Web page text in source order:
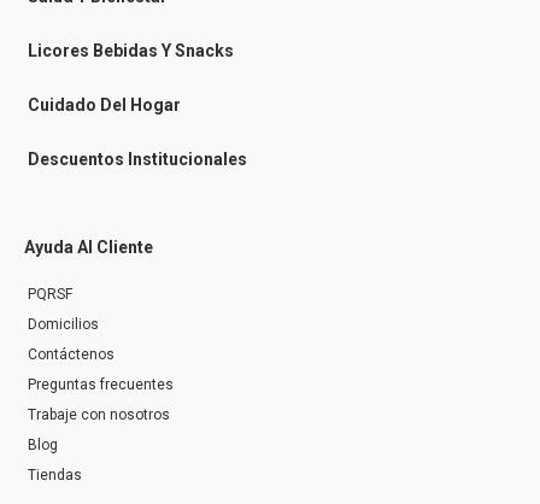
s
n
g
r
Licores Bebidas Y Snacks
Cuidado Del Hogar
Descuentos Institucionales
Ayuda Al Cliente
PQRSF
Domicilios
Contáctenos
Preguntas frecuentes
Trabaje con nosotros
Blog
Tiendas